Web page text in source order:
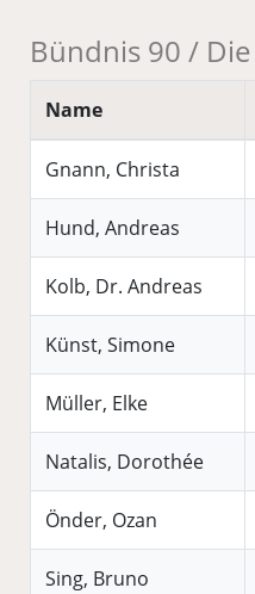
Bündnis 90 /
Name
Gnann, Christa
Hund, Andreas
Kolb, Dr. Andreas
Künst, Simone
Müller, Elke
Natalis, Dorothée
Önder, Ozan
Sing, Bruno